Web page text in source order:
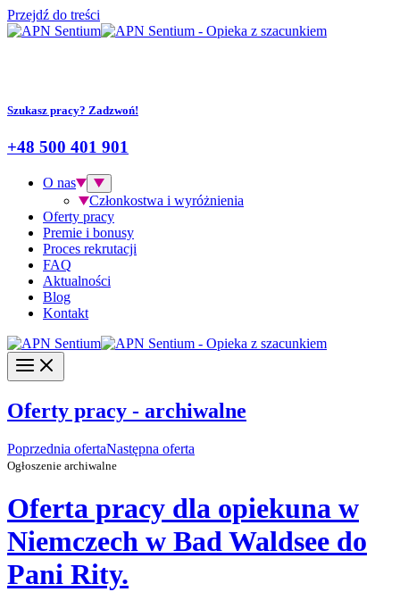
Przejdź do treści
Szukasz pracy? Zadzwoń!
+48 500 401 901
O nas
Członkostwa i wyróżnienia
Oferty pracy
Premie i bonusy
Proces rekrutacji
FAQ
Aktualności
Blog
Kontakt
Oferty pracy - archiwalne
Poprzednia ofertaNastępna oferta
Ogłoszenie archiwalne
Oferta pracy dla opiekuna w
Niemczech w Bad Waldsee do
Pani Rity.